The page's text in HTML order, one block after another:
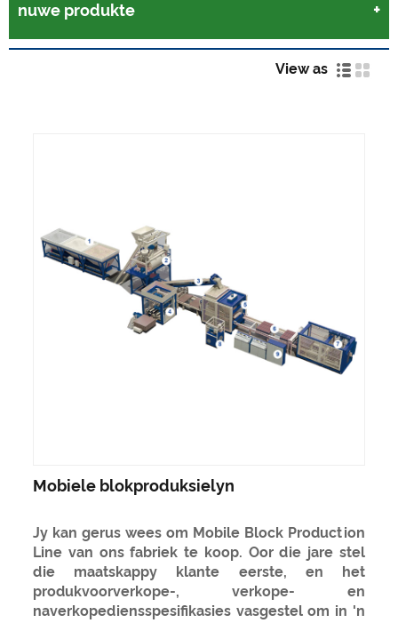
nuwe produkte
View as
Mobiele blokproduksielyn
Jy kan gerus wees om Mobile Block Production
Line van ons fabriek te koop. Oor die jare stel
die maatskappy klante eerste, en het
produkvoorverkope-, verkope- en
naverkopediensspesifikasies vasgestel om in 'n